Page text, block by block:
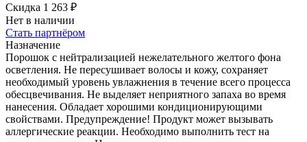
Скидка 1 263 ₽
Нет в наличии
Стать партнёром
Назначение
Порошок с нейтрализацией нежелательного желтого фона
осветления. Не пересушивает волосы и кожу, сохраняет
необходимый уровень увлажнения в течение всего процесса
обесцвечивания. Не выделяет неприятного запаха во время
нанесения. Обладает хорошими кондиционирующими
свойствами. Предупреждение! Продукт может вызывать
аллергические реакции. Необходимо выполнить тест на